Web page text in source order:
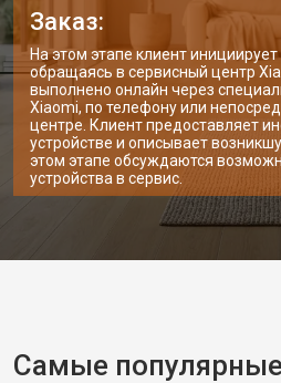
Заказ:
На этом этапе клиент
обращаясь в сервисный центр
выполнено онлайн через
Xiaomi, по телефону или
центре. Клиент предоставляет
устройстве и описывает
этом этапе обсуждаются
устройства в сервис.
Самые